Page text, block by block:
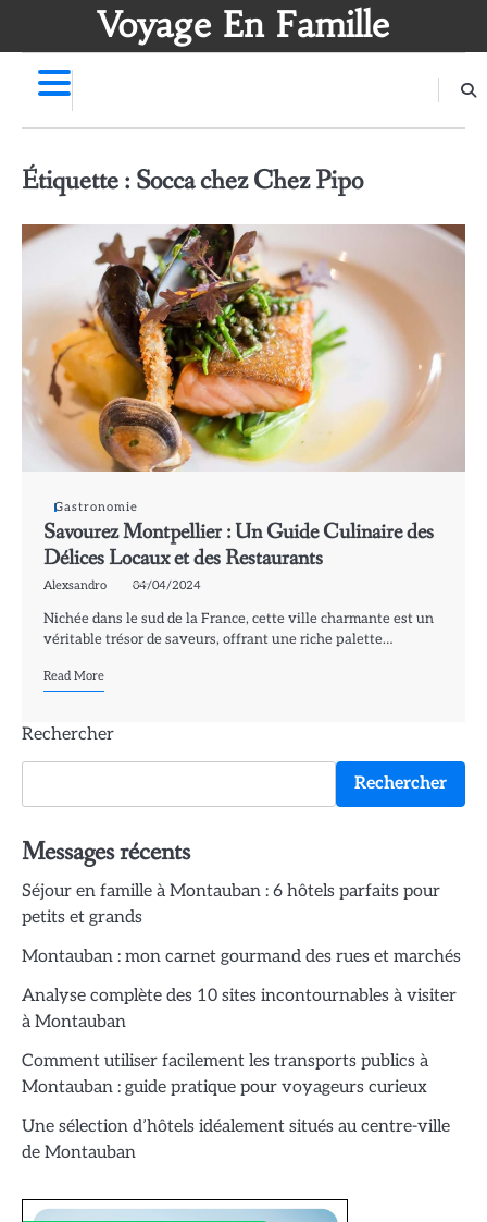
Voyage En Famille
Étiquette : Socca chez Chez Pipo
Gastronomie
Savourez Montpellier : Un Guide Culinaire des
Délices Locaux et des Restaurants
Alexsandro 04/04/2024
Nichée dans le sud de la France, cette ville charmante est un
véritable trésor de saveurs, offrant une riche palette…
Read More
Rechercher
Rechercher
Messages récents
Séjour en famille à Montauban : 6 hôtels parfaits pour
petits et grands
Montauban : mon carnet gourmand des rues et marchés
Analyse complète des 10 sites incontournables à visiter
à Montauban
Comment utiliser facilement les transports publics à
Montauban : guide pratique pour voyageurs curieux
Une sélection d’hôtels idéalement situés au centre-ville
de Montauban